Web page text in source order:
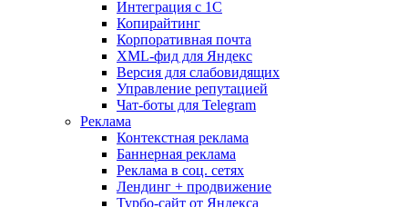
Интеграция с 1С
Копирайтинг
Корпоративная почта
XML-фид для Яндекс
Версия для слабовидящих
Управление репутацией
Чат-боты для Telegram
Реклама
Контекстная реклама
Баннерная реклама
Реклама в соц. сетях
Лендинг + продвижение
Турбо-сайт от Яндекса